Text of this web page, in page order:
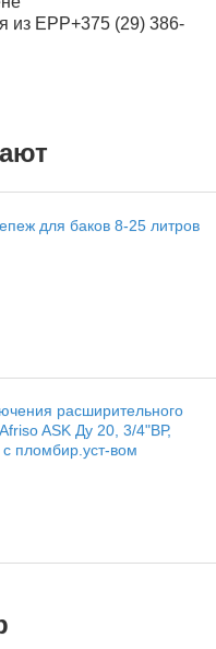
из EPP+375 (29) 386-
для баков 8-25 литров
расширительного
ASK Ду 20, 3/4"ВР,
с пломбир.уст-вом